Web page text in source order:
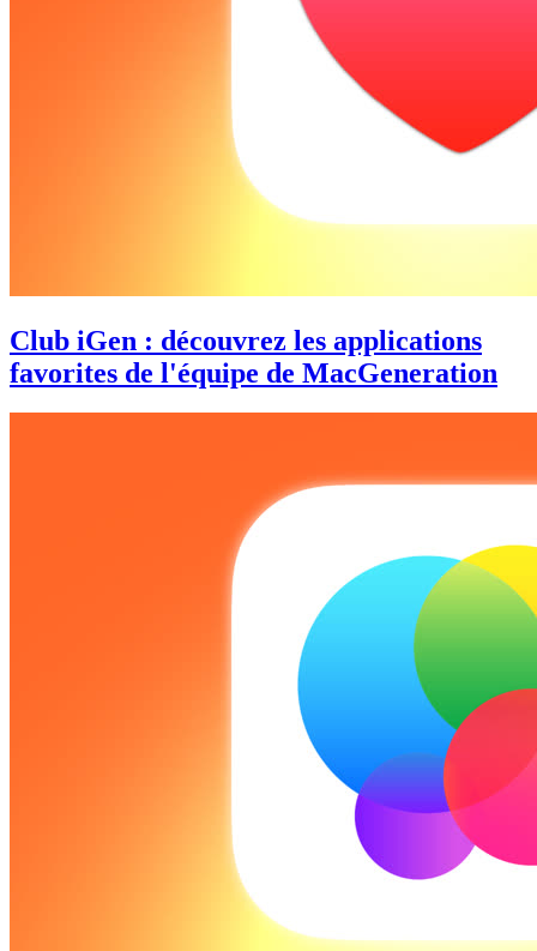
Club iGen : découvrez les applications
favorites de l'équipe de MacGeneration